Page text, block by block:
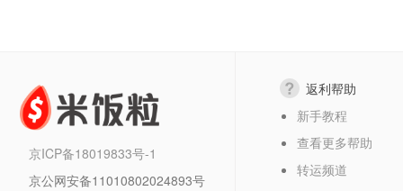
京ICP备18019833号-1
京公网安备11010802024893号
返利帮助
新手教程
查看更多帮助
转运频道